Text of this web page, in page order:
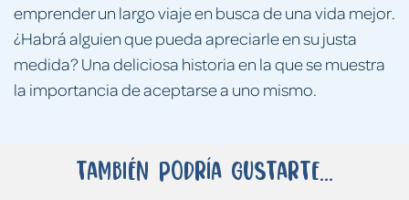
emprender un largo viaje en busca de una vida mejor.
¿Habrá alguien que pueda apreciarle en su justa
medida? Una deliciosa historia en la que se muestra
la importancia de aceptarse a uno mismo.
También podría gustarte...